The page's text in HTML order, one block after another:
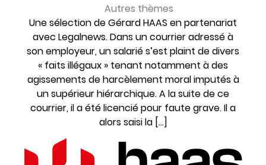
Autres thèmes
Une sélection de Gérard HAAS en partenariat
avec Legalnews. Dans un courrier adressé à
son employeur, un salarié s’est plaint de divers
« faits illégaux » tenant notamment à des
agissements de harcèlement moral imputés à
un supérieur hiérarchique. A la suite de ce
courrier, il a été licencié pour faute grave. Il a
alors saisi la […]